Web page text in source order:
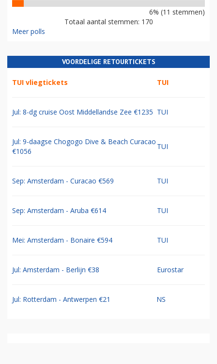
6% (11 stemmen)
Totaal aantal stemmen: 170
Meer polls
VOORDELIGE RETOURTICKETS
TUI vliegtickets TUI
Jul: 8-dg cruise Oost Middellandse Zee €1235 TUI
Jul: 9-daagse Chogogo Dive & Beach Curacao
€1056
TUI
Sep: Amsterdam - Curacao €569 TUI
Sep: Amsterdam - Aruba €614 TUI
Mei: Amsterdam - Bonaire €594 TUI
Jul: Amsterdam - Berlijn €38 Eurostar
Jul: Rotterdam - Antwerpen €21 NS